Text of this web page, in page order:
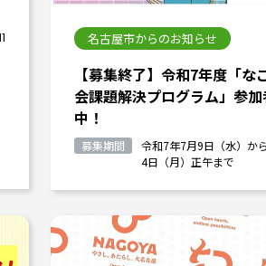
名古屋市からのお知らせ
【募集終了】令和7年度「な
会課題解決プログラム」参
中！
募集期間
令和7年7月9日（水）か
4日（月）正午まで